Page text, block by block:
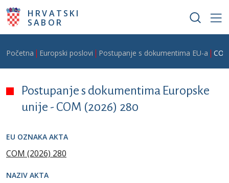
Skoči na glavni sadržaj
HRVATSKI
SABOR
Breadcrumb
Početna Europski poslovi Postupanje s dokumentima EU-a
Postupanje s dokumentima Europske
unije - COM (2026) 280
EU OZNAKA AKTA
COM (2026) 280
NAZIV AKTA